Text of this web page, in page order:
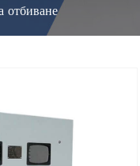
отбиване